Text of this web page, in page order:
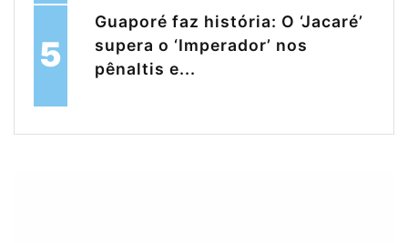
5
Guaporé faz história: O ‘Jacaré’
supera o ‘Imperador’ nos
pênaltis e...